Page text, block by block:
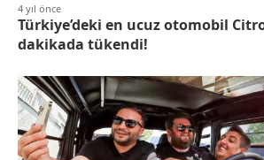
4 yıl önce
Türkiye’deki en ucuz otomobil
dakikada tükendi!